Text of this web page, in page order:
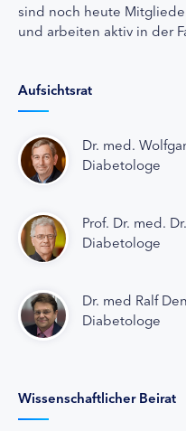
sind noch heute
und arbeiten aktiv in der
Aufsichtsrat
Dr. med.
Diabetologe
Prof. Dr. med.
Diabetologe
Dr. med Ralf
Diabetologe
Wissenschaftlicher Beirat